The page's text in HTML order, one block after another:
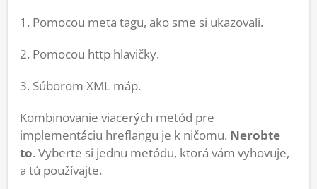
1. Pomocou meta tagu, ako sme si ukazovali.
2. Pomocou http hlavičky.
3. Súborom XML máp.
Kombinovanie viacerých metód pre
implementáciu hreflangu je k ničomu. Nerobte
to. Vyberte si jednu metódu, ktorá vám vyhovuje,
a tú používajte.